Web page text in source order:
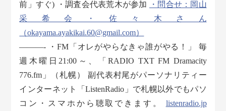
前」すぐ) ・調査会代表荒木が参加
・問合せ：岡山
采希会・佐々木さん
（okayama.ayakikai.60@gmail.com）
———- ・FM「オレがやらなきゃ誰がやる！」 毎
週木曜日21:00～、「RADIO TXT FM Dramacity
776.fm」（札幌） 副代表村尾がパーソナリティー
インターネット「ListenRadio」で札幌以外でもパソ
コン・スマホから聴取できます。 listenradio.jp